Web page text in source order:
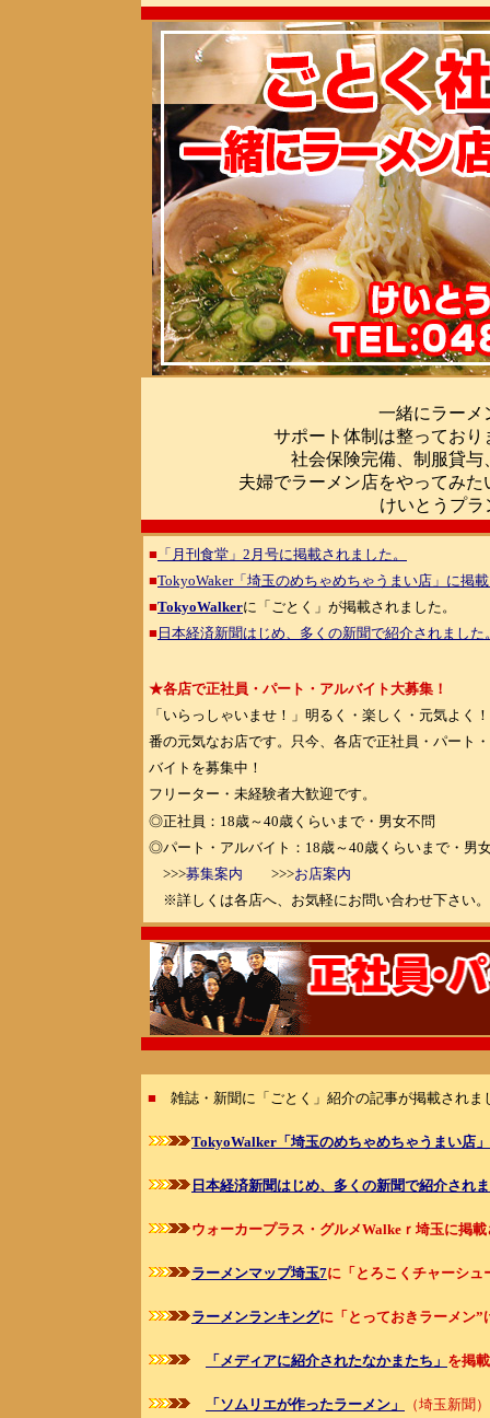
一緒にラーメ
サポート体制は整ってお
社会保険完備、制服貸
夫婦でラーメン店をやってみ
けいとうプラン
■ 「月刊食堂」2月号に掲載されました。
■TokyoWaker「埼玉のめちゃめちゃうまい店」に掲
■TokyoWalkerに「ごとく」が掲載されました。
■ 日本経済新聞はじめ、多くの新聞で紹介されました
★各店で正社員・パート・アルバイト大募集！
「いらっしゃいませ！」明るく・楽しく・元気よく
番の元気なお店です。只今、各店で正社員・パート
バイトを募集中！
フリーター・未経験者大歓迎です。
◎正社員：18歳～40歳くらいまで・男女不問
◎パート・アルバイト：18歳～40歳くらいまで・男
>>>募集案内 >>>お店案内
※詳しくは各店へ、お気軽にお問い合わせ下さい。
■ 雑誌・新聞に「ごとく」紹介の記事が掲載されま
TokyoWalker「埼玉のめちゃめちゃうまい店」
日本経済新聞はじめ、多くの新聞で紹介され
ウォーカープラス・グルメWalkeｒ埼玉に掲
ラーメンマップ埼玉7に「とろこくチャーシュ
ラーメンランキングに「とっておきラーメン”
「メディアに紹介されたなかまたち」 を掲
「ソムリエが作ったラーメン」 （埼玉新聞）